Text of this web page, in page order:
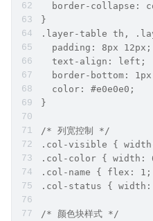
border-collapse:
}
.layer-table th,
  padding: 8px 12px;
  text-align: left;
border-bottom:
  color: #e0e0e0;
}
/* 列宽控制 */
.col-visible {
.col-color { width:
.col-name { flex:
.col-status {
/* 颜色块样式 */